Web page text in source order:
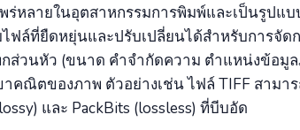
ร่หลายในอุตสาหกรรมการพิมพ์และเป็นรูปแ
ฟล์ที่ยืดหยุ่นและปรับเปลี่ยนได้สำหรับการจัด
ส่วนหัว (ขนาด คำจำกัดความ ตำแหน่งข้อมู
าคณิตของภาพ ตัวอย่างเช่น ไฟล์ TIFF สามา
และ PackBits (lossless) ที่บีบอัด